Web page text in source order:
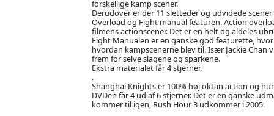
forskellige kamp scener.
Derudover er der 11 sletteder og udvidede
Overload og Fight manual featuren. Action
filmens actionscener. Det er en helt og aldeles
Fight Manualen er en ganske god featurette,
hvordan kampscenerne blev til. Især Jackie
frem for selve slagene og sparkene.
Ekstra materialet får 4 stjerner.
.
Shanghai Knights er 100% høj oktan action og
DVDen får 4 ud af 6 stjerner. Det er en ganske
kommer til igen, Rush Hour 3 udkommer i 2005.